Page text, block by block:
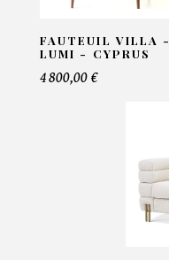
Telephone*
FAUTEUIL VILLA -
LUMI - CYPRUS
4 800,00 €